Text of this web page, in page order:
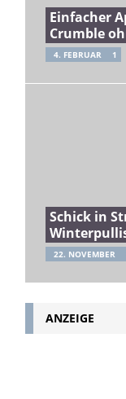
Einfacher
Crumble
4. FEBRUAR 1
Schick in
22. NOVEMBER
ANZEIGE